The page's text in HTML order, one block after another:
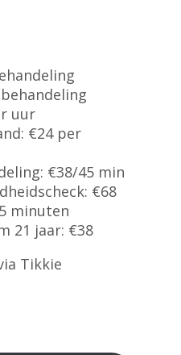
uur
€24 per
€38/45 min
€68
minuten
21 jaar: €38
Tikkie